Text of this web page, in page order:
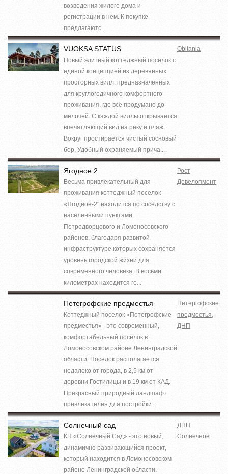
возведения жилого дома и
регистрации в нем. К покупке
предлагаютс...
VUOKSA STATUS
Новый элитный коттеджный поселок с
единой концепцией из деревянных
просторных вилл, предназначенных
для круглогодичного комфортного
проживания, где всё продумано до
мелочей. С каждой виллы открывается
впечатляющий вид на реку и пляж.
Вокруг простирается чистый сосновый
бор. Удобный охраняемый прича...
Obitania
Ягодное 2
Весьма привлекательный для
проживания коттеджный поселок
«Ягодное-2" находится по соседству с
населенными пунктами
Петродворцового и Ломоносовского
районов, благодаря развитой
инфраструктуре которых сохраняется
уровень городской жизни для
современного человека. В восьми
километрах находится го...
Рост
Девелопмент
Петегрофские предместья
Коттеджный поселок «Петегрофские
предместья» - это современный,
комфортабельный поселок в
Ломоносовском районе Ленинградской
области. Поселок располагается
недалеко от города, в 2,5 км от
деревни Гостилицы и в 19 км от КАД.
Прекрасный природный ландшафт
привлекателен для постройки ...
Петергофские
предместья,
ДНП
Солнечный сад
КП «Солнечный Сад» - это новый,
динамично развивающийся проект,
который находится в Ломоносовском
районе Ленинградской области.
ДНП
Солнечное